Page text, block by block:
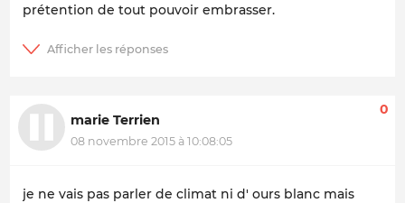
prétention de tout pouvoir embrasser.
marie Terrien
08 novembre 2015 à 10:08:05
0
je ne vais pas parler de climat ni d' ours blanc mais